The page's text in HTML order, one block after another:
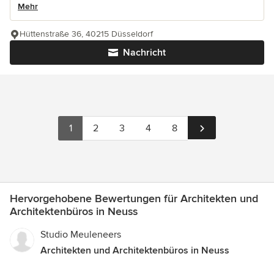
Mehr
Nachricht
Hüttenstraße 36, 40215 Düsseldorf
1 2 3 4 8
Hervorgehobene Bewertungen für Architekten und
Architektenbüros in Neuss
Studio Meuleneers
Architekten und Architektenbüros in Neuss